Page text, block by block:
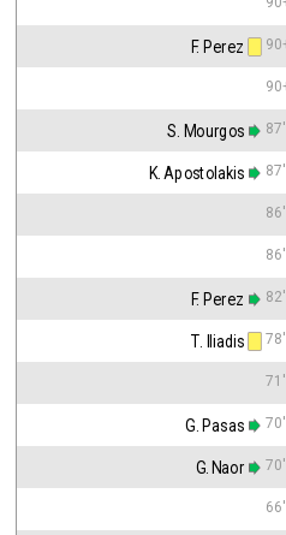
F. Perez
S. Mourgos 87'
K. Apostolakis 87'
86'
86'
F. Perez 82'
T. Iliadis 78'
71'
G. Pasas 70'
G. Naor 70'
66'